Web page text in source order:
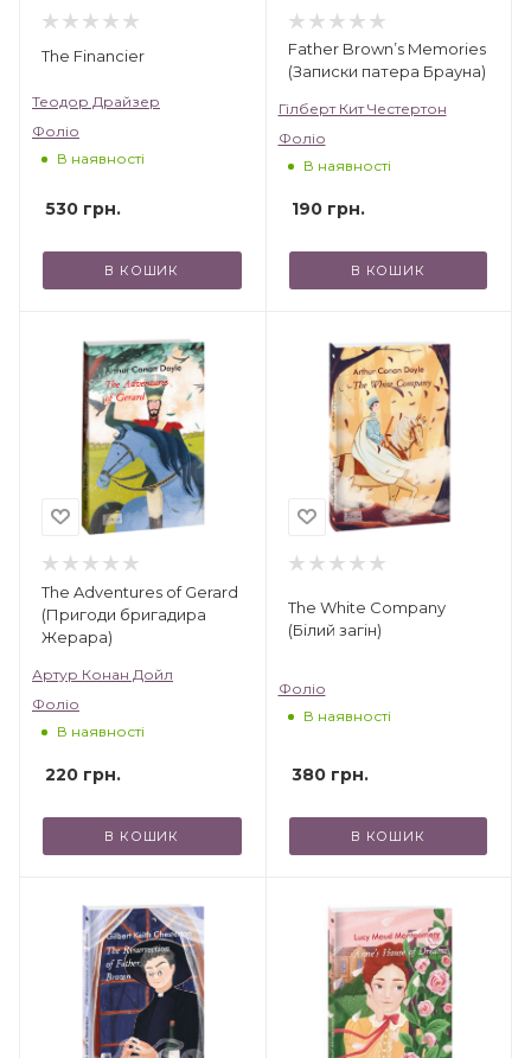
The Financier
Теодор Драйзер
Фоліо
В наявності
530 грн.
В КОШИК
Father Brown’s Memories
(Записки патера Брауна)
Гілберт Кит Честертон
Фоліо
В наявності
190грн.
В КОШИК
The Adventures of Gerard
(Пригоди бригадира
Жерара)
Артур Конан Дойл
Фоліо
В наявності
220 грн.
В КОШИК
The White Company
(Білий загін)
Фоліо
В наявності
380грн.
В КОШИК